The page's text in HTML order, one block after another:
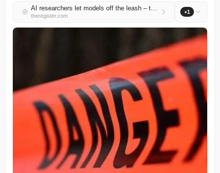
AI researchers let models off the leash – then watched as they tried to add malware to a FOSS project
theregister.com
+1